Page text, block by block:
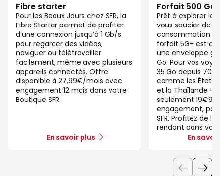
Fibre starter
Pour les Beaux Jours chez SFR, la
Fibre Starter permet de profiter
d’une connexion jusqu’à 1 Gb/s
pour regarder des vidéos,
naviguer ou télétravailler
facilement, même avec plusieurs
appareils connectés. Offre
disponible à 27,99€/mois avec
engagement 12 mois dans votre
Boutique SFR.
En savoir plus
Forfait 500 Go
Prêt à explorer le
vous soucier de
consommation
forfait 5G+ est
une enveloppe
Go. Pour vos
35 Go depuis 70
comme les États-
et la Thaïlande !
seulement
engagement,
SFR. Profitez de
rendant dans
En